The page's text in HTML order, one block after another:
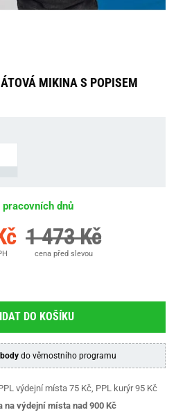
MIKINA S POPISEM
dnů
1 473 Kč
cena před slevou
DO KOŠÍKU
do věrnostního programu
výdejní místa 75 Kč, PPL kurýr 95 Kč
na výdejní místa nad 900 Kč